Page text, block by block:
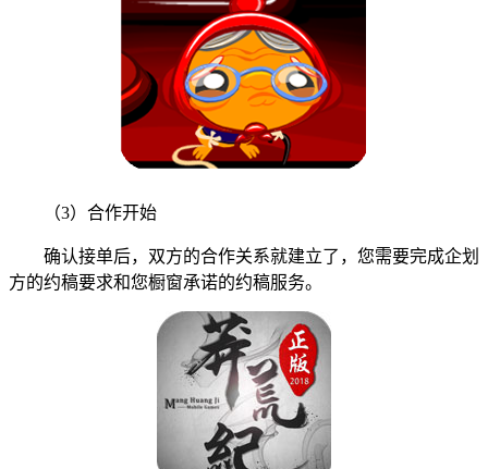
（3）合作开始
确认接单后，双方的合作关系就建立了，您需要完成企划
方的约稿要求和您橱窗承诺的约稿服务。